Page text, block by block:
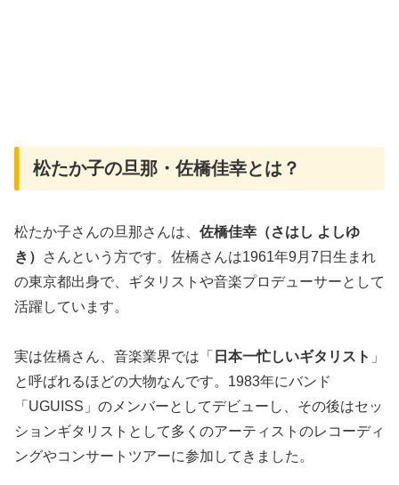
松たか子の旦那・佐橋佳幸とは？
松たか子さんの旦那さんは、 佐橋佳幸（さはし よしゆ
き）
さんという方です。佐橋さんは1961年9月7日生まれ
の東京都出身で、ギタリストや音楽プロデューサーとして
活躍しています。
実は佐橋さん、音楽業界では「 日本一忙しいギタリスト 」
と呼ばれるほどの大物なんです。1983年にバンド
「UGUISS」のメンバーとしてデビューし、その後はセッ
ションギタリストとして多くのアーティストのレコーディ
ングやコンサートツアーに参加してきました。